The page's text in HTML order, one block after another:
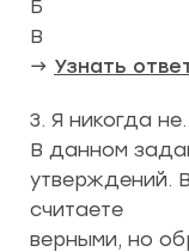
Б
В
→ Узнать
3. Я никогда
В данном
утверждений.
считаете
верными, но